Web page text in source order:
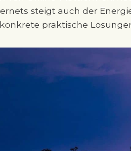
steigt auch der
praktische